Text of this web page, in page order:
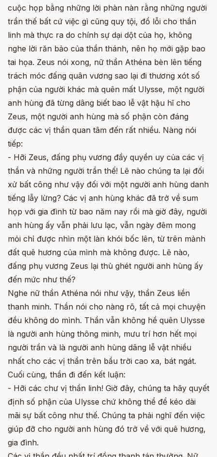
cuộc họp bằng những lời phàn nàn rằng những người
trần thế bất cứ việc gì cũng quy tội, đổ lỗi cho thần
linh mà thực ra do chính sự dại dột của họ, không
nghe lời răn bảo của thần thánh, nên họ mới gặp bao
tai họa. Zeus nói xong, nữ thần Athéna bèn lên tiếng
trách móc đấng quân vương sao lại đi thương xót số
phận của người khác mà quên mất Ulysse, một người
anh hùng đã từng dâng biết bao lễ vật hậu hĩ cho
Zeus, một người anh hùng mà số phận còn đáng
được các vị thần quan tâm đến rất nhiều. Nàng nói
tiếp:
- Hỡi Zeus, đấng phụ vương đầy quyền uy của các vị
thần và những người trần thế! Lẽ nào chúng ta lại đối
xử bất công như vậy đối với một người anh hùng danh
tiếng lẫy lừng? Các vị anh hùng khác đã trở về sum
họp với gia đình từ bao năm nay rồi mà giờ đây, người
anh hùng ấy vẫn phải lưu lạc, vẫn ngày đêm mong
mỏi chỉ được nhìn một làn khói bốc lên, từ trên mảnh
đất quê hương của mình mà không được. Lẽ nào,
đấng phụ vương Zeus lại thù ghét người anh hùng ấy
đến mức như thế?
Nghe nữ thần Athéna nói như vậy, thần Zeus liền
thanh minh. Thần nói cho nàng rõ, tất cả mọi chuyện
đều không do mình. Thần vẫn không hề quên Ulysse
là người anh hùng thông minh, mưu trí hơn hết mọi
người trần và là người anh hùng dâng lễ vật nhiều
nhất cho các vị thần trên bầu trời cao xa, bát ngát.
Cuối cùng, thần đi đến kết luận:
- Hỡi các chư vị thần linh! Giờ đây, chúng ta hãy quyết
định số phận của Ulysse chứ không thể để kéo dài
mãi sự bất công như thế. Chúng ta phải nghĩ đến việc
giúp đỡ cho người anh hùng đó trở về với quê hương,
gia đình.